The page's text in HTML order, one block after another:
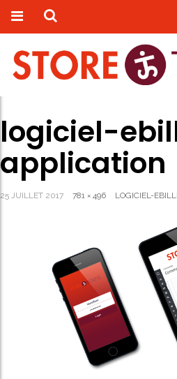
logiciel-
application
25 JUILLET 2017 781 × 496 LOGICIEL-